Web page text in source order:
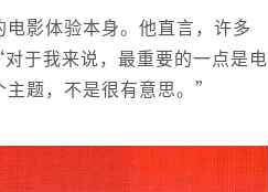
影体验本身。他直言，许多
于我来说，最重要的一点是电
题，不是很有意思。”